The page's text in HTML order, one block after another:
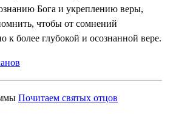
Бога и укреплению веры,
чтобы от сомнений
к более глубокой и осознанной вере.
Почитаем святых отцов